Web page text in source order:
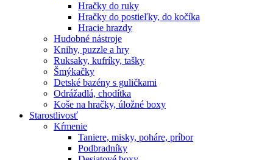
Hračky do ruky
Hračky do postieľky, do kočíka
Hracie hrazdy
Hudobné nástroje
Knihy, puzzle a hry
Ruksaky, kufríky, tašky
Šmýkačky
Detské bazény s guličkami
Odrážadlá, chodítka
Koše na hračky, úložné boxy
Starostlivosť
Kŕmenie
Taniere, misky, poháre, príbor
Podbradníky